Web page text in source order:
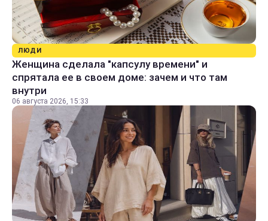
ЛЮДИ
Женщина сделала "капсулу времени" и
спрятала ее в своем доме: зачем и что там
внутри
06 августа 2026, 15:33